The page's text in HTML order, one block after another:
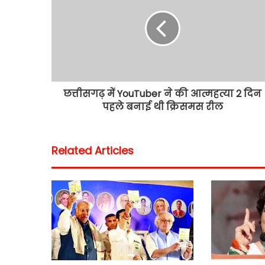
छत्तीसगढ़ में YouTuber ने की आत्महत्या 2 दिन
पहले बनाई थी क्रिसमस रील
Related Articles